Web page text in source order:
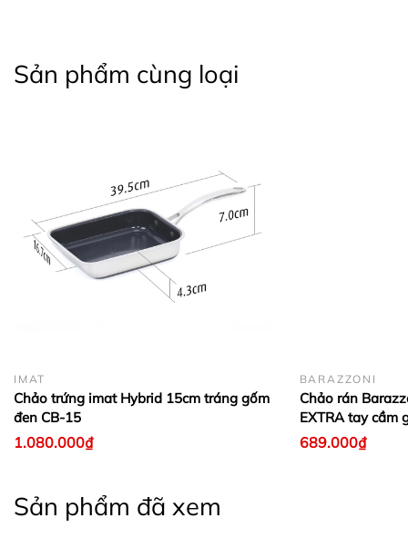
Sản phẩm cùng loại
IMAT
Chảo trứng imat Hybrid 15cm tráng gốm
đen CB-15
1.080.000₫
BARAZZONI
Chảo rán
EXTRA tay cầm
689.000₫
Sản phẩm đã xem